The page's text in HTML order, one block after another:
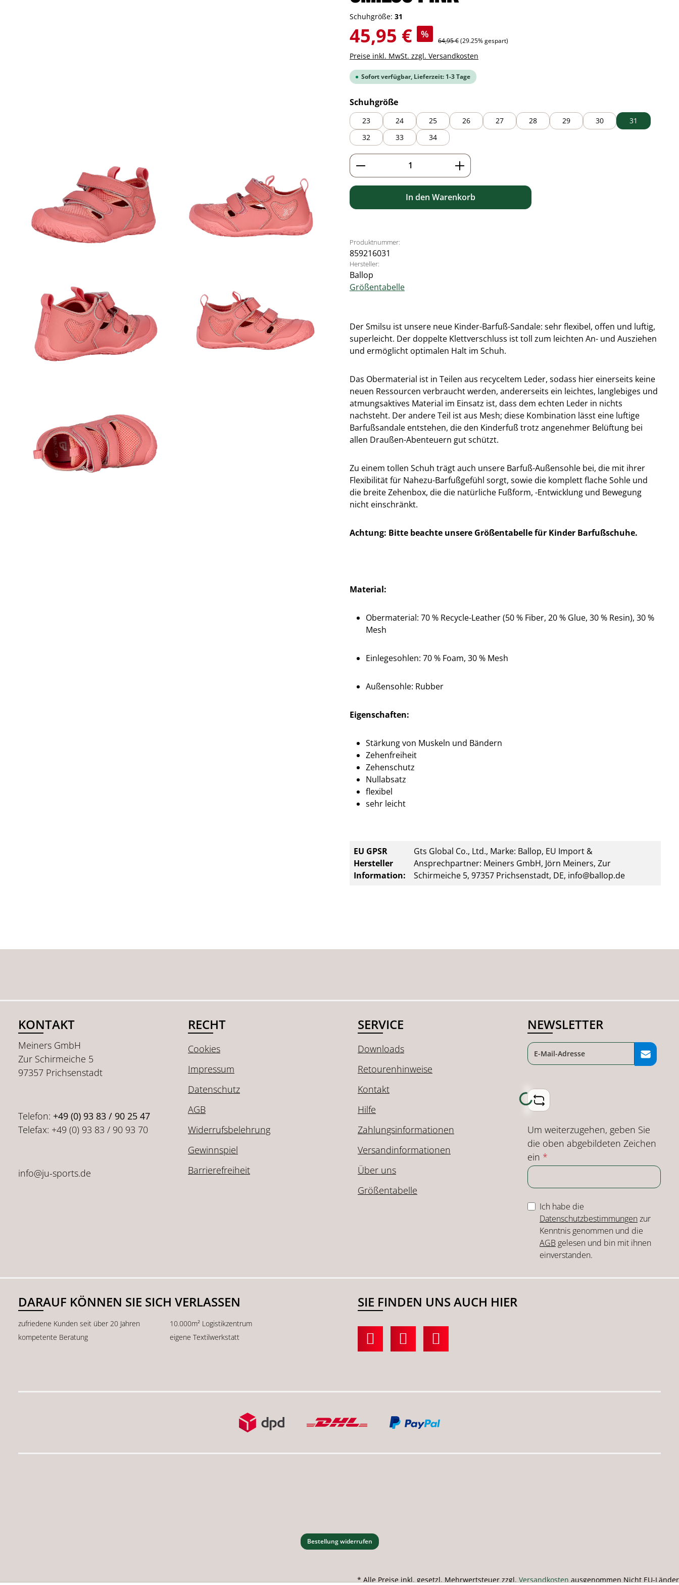
Schuhgröße: 31
Verkaufspreis:
45,95 € %
Regulärer Preis:
64,95 €(29.25% gespart)
Preise inkl. MwSt. zzgl. Versandkosten
Sofort verfügbar, Lieferzeit: 1-3 Tage
Schuhgrößeauswählen
23 24 25 26 27 28 29 30
31
32
33 34
Produkt Anzahl: Gib den gewünschten Wert ein oder
In den Warenkorb
Produktnummer:
859216031
Hersteller:
Ballop
Größentabelle
Der Smilsu ist unsere neue Kinder-Barfuß-Sandale: sehr flexibel, offen und luftig,
superleicht. Der doppelte Klettverschluss ist toll zum leichten An- und Ausziehen
und ermöglicht optimalen Halt im Schuh.
Das Obermaterial ist in Teilen aus recyceltem Leder, sodass hier einerseits keine
neuen Ressourcen verbraucht werden, andererseits ein leichtes, langlebiges und
atmungsaktives Material im Einsatz ist, dass dem echten Leder in nichts
nachsteht. Der andere Teil ist aus Mesh; diese Kombination lässt eine luftige
Barfußsandale entstehen, die den Kinderfuß trotz angenehmer Belüftung bei
allen Draußen-Abenteuern gut schützt.
Zu einem tollen Schuh trägt auch unsere Barfuß-Außensohle bei, die mit ihrer
Flexibilität für Nahezu-Barfußgefühl sorgt, sowie die komplett flache Sohle und
die breite Zehenbox, die die natürliche Fußform, -Entwicklung und Bewegung
nicht einschränkt.
Achtung: Bitte beachte unsere Größentabelle für Kinder Barfußschuhe.
Material:
Obermaterial: 70 % Recycle-Leather (50 % Fiber, 20 % Glue, 30 % Resin), 30 %
Mesh
Einlegesohlen: 70 % Foam, 30 % Mesh
Außensohle: Rubber
Eigenschaften:
Stärkung von Muskeln und Bändern
Zehenfreiheit
Zehenschutz
Nullabsatz
flexibel
sehr leicht
EU GPSR
Hersteller
Information:
Gts Global Co., Ltd., Marke: Ballop, EU Import &
Ansprechpartner: Meiners GmbH, Jörn Meiners, Zur
Schirmeiche 5, 97357 Prichsenstadt, DE, info@ballop.de
KONTAKT
Meiners GmbH
Zur Schirmeiche 5
97357 Prichsenstadt
Telefon: +49 (0) 93 83 / 90 25 47
Telefax: +49 (0) 93 83 / 90 93 70
info@ju-sports.de
RECHT
Cookies
Impressum
Datenschutz
AGB
Widerrufsbelehrung
Gewinnspiel
Barrierefreiheit
SERVICE
Downloads
Retourenhinweise
Kontakt
Hilfe
Zahlungsinformationen
Versandinformationen
Über uns
Größentabelle
NEWSLETTER
Loading...
Um weiterzugehen, geben Sie
die oben abgebildeten Zeichen
ein *
Ich habe die
Datenschutzbestimmungenzur
Kenntnis genommen und die
AGB gelesen und bin mit ihnen
einverstanden.
DARAUF KÖNNEN SIE SICH VERLASSEN
zufriedene Kunden seit über 20 Jahren
10.000m² Logistikzentrum
kompetente Beratung
eigene Textilwerkstatt
SIE FINDEN UNS AUCH HIER
Bestellung widerrufen
* Alle Preise inkl. gesetzl. Mehrwertsteuer zzgl. Versandkosten ausgenommen Nicht EU-Länder